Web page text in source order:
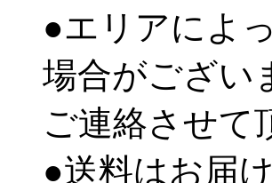
●エリアによ
場合がござい
ご連絡させて
●送料はお届